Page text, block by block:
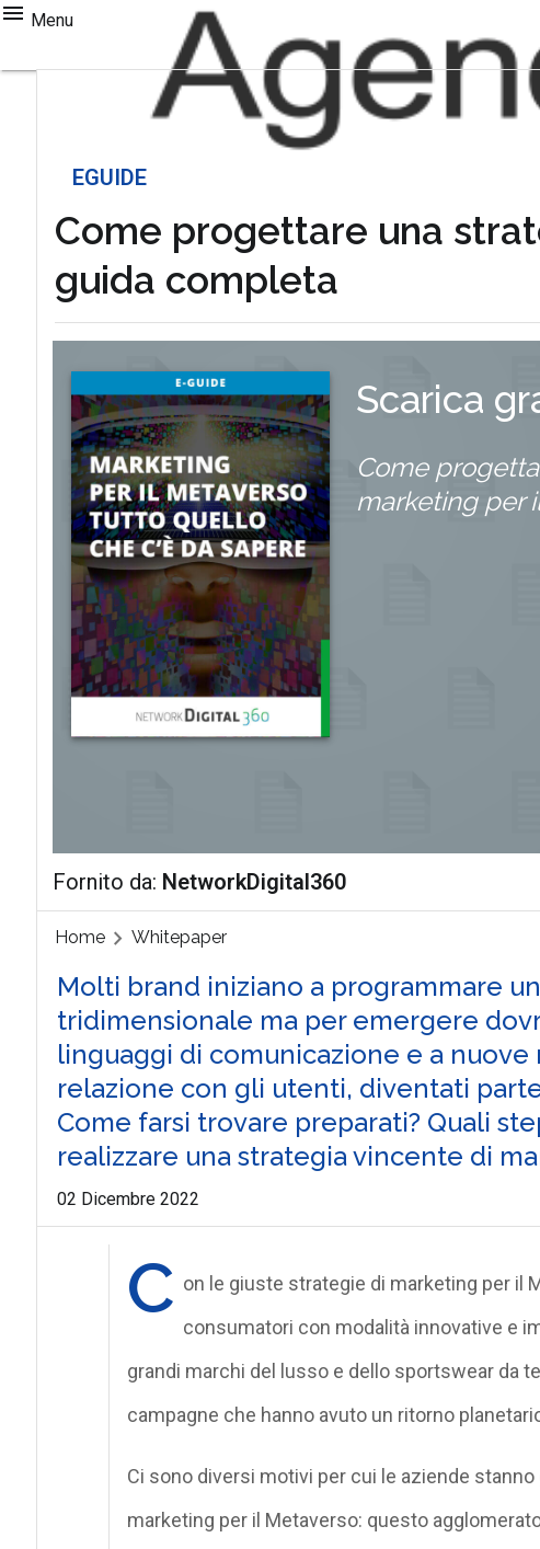
Menu
EGUIDE
Come progettare una
guida completa
Scarica
Come
marketing per
Fornito da: NetworkDigital360
Home Whitepaper
Molti brand iniziano a programmare
tridimensionale ma per emergere
linguaggi di comunicazione e a
relazione con gli utenti, diventati
Come farsi trovare preparati? Quali
realizzare una strategia vincente di
02 Dicembre 2022
C on le giuste strategie di marketing per il
consumatori con modalità innovative e
grandi marchi del lusso e dello sportswear da
campagne che hanno avuto un ritorno
Ci sono diversi motivi per cui le aziende
marketing per il Metaverso: questo